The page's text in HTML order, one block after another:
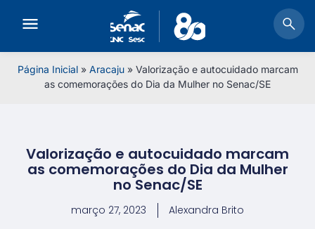
Página Inicial» Aracaju» Valorização e autocuidado marcam
as comemorações do Dia da Mulher no Senac/SE
Valorização e autocuidado marcam
as comemorações do Dia da Mulher
no Senac/SE
março 27, 2023 Alexandra Brito